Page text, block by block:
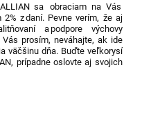
sa obraciam na Vás
2% z daní. Pevne verím, že aj
a podpore výchovy
prosím, neváhajte, ak ide
väčšinu dňa. Buďte veľkorysí
prípadne oslovte aj svojich